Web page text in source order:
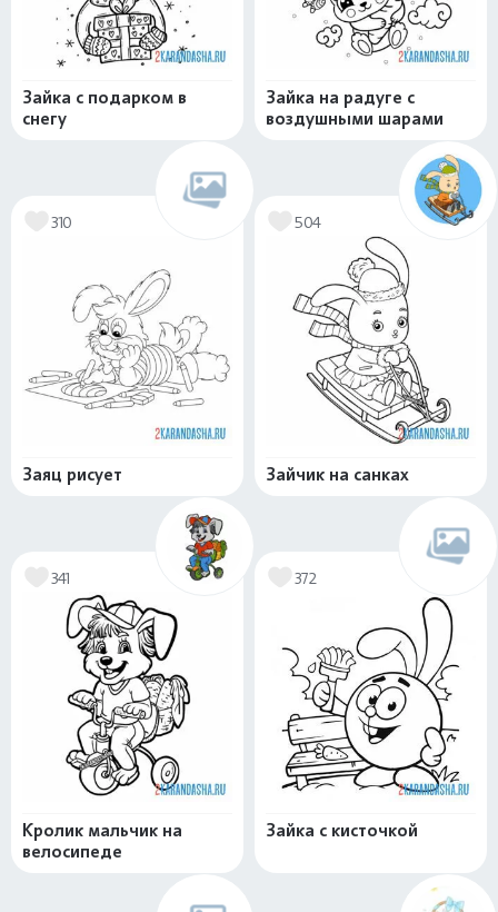
Зайка с подарком в
снегу
Зайка на радуге с
воздушными шарами
310
Заяц рисует
504
Зайчик на санках
341
Кролик мальчик на
велосипеде
372
Зайка с кисточкой